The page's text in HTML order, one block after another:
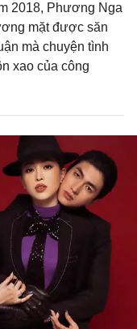
2018, Phương Nga
mặt được săn
mà chuyện tình
xao của công